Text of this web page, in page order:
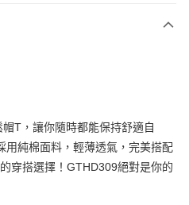
彰化商業銀行
台北富邦商業銀行
兆豐國際商業銀行
彰化商業銀行
台北富邦商業銀行
21家銀行
第一商業銀行
T，讓你隨時都能保持舒適自
用純棉面料，輕薄透氣，完美搭配
穿搭選擇！GTHD309絕對是你的